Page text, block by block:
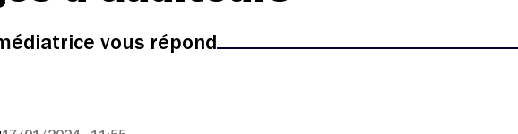
vous répond